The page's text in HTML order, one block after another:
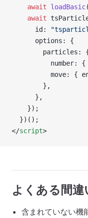
    await
loadBasic
    await
      id:
      options: {
particles:
number: {
move: {
        },
      },
    });
  })();
</script>
よくある間違
含まれていない機